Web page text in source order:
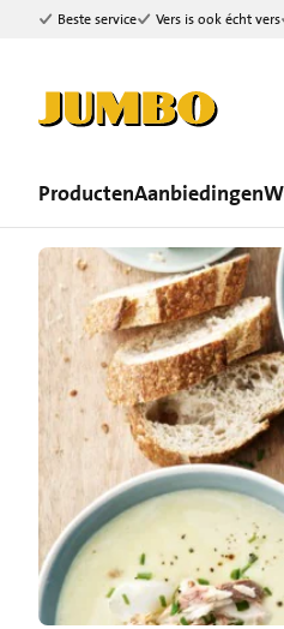
Ga naar zoeken
Ga naar hoofdinhoud
Beste service Vers is ook écht vers
ProductenAanbiedingen